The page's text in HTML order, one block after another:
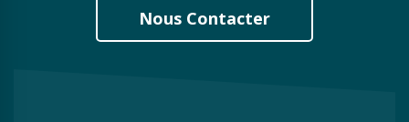
Nous Contacter